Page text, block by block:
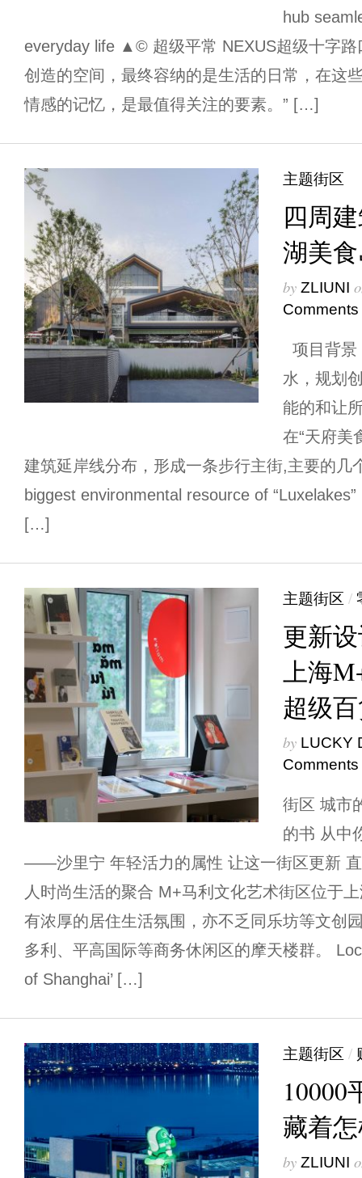
hub
everyday life ▲© 超级平常 NEXUS超级十字路
创造的空间，最终容纳的是生活的日常，在这
情感的记忆，是最值得关注的要素。” […]
主题街区
四周
湖美
by ZLIUNI
Comments
项目背景
水，规划
能的和让
在“天府美
建筑延岸线分布，形成一条步行主街,主要的几
biggest environmental resource of
[…]
主题街区 /
更新
上海
超级
by LUCKY
Comments
街区 城市
的书 从中
——沙里宁 年轻活力的属性 让这一街区更新
人时尚生活的聚合 M+马利文化艺术街区位于
有浓厚的居住生活氛围，亦不乏同乐坊等文创
多利、平高国际等商务休闲区的摩天楼群。
of Shanghai’ […]
主题街区 /
10000
藏着
by ZLIUNI